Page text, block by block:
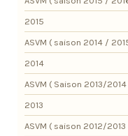
2015
ASVM ( saison 2014 /
2014
ASVM ( Saison 2013/2014
2013
ASVM ( saison 2012/2013